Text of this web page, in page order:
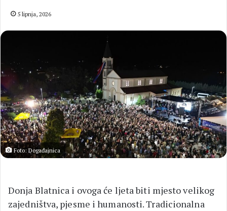
5 lipnja, 2026
Foto: Događajnica
Donja Blatnica i ovoga će ljeta biti mjesto velikog
zajedništva, pjesme i humanosti. Tradicionalna